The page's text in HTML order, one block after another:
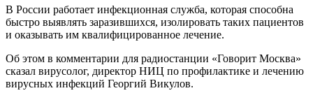
В России работает инфекционная служба, которая способна
быстро выявлять заразившихся, изолировать таких пациентов
и оказывать им квалифицированное лечение.
Об этом в комментарии для радиостанции «Говорит Москва»
сказал вирусолог, директор НИЦ по профилактике и лечению
вирусных инфекций Георгий Викулов.